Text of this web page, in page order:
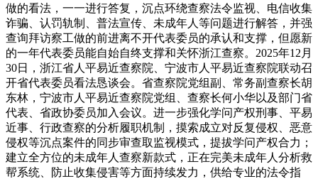
做的看法，一一进行答复，沉点环绕查察法令监视、电信收集
诈骗、认罚轨制、普法宣传、未成年人等问题进行解答，并强
查询拜访察工做的前进离不开代表委员的承认和支撑，但愿新
的一年代表委员能自始自终支撑和关怀浙江查察。2025年12月
30日，浙江省人平易近查察院、宁波市人平易近查察院联动召
开省代表委员看法恳谈会。省查察院党组副、常务副查察长胡
东林，宁波市人平易近查察院党组、查察长何小华以及部门省
代表、省政协委员加入会议。进一步强化学问产权刑事、平易
近事、行政查察的分析履职机制，摸索成立对反复侵权、恶意
侵权等沉点案件的同步审查取监视模式，提拔学问产权合力；
建立全方位的未成年人查察新款式，正在完美未成年人分析救
帮系统、防止收集侵害等方面持续发力，供给专业的法令指